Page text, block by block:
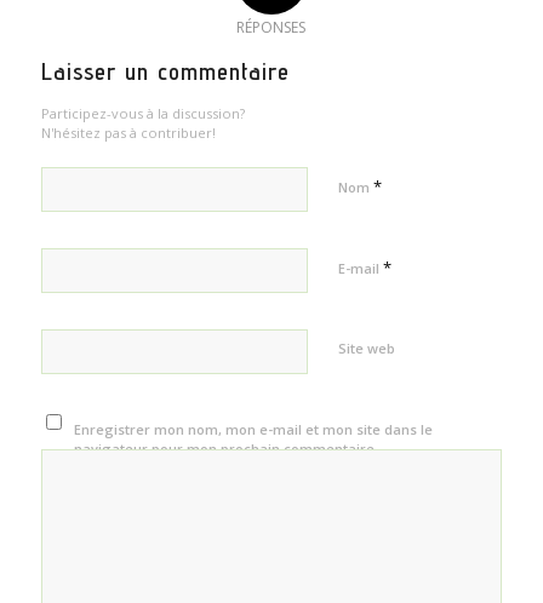
RÉPONSES
Laisser un commentaire
Participez-vous à la discussion?
N'hésitez pas à contribuer!
Nom *
E-mail *
Site web
Enregistrer mon nom, mon e-mail et mon site dans le
navigateur pour mon prochain commentaire.